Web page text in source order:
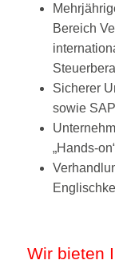
Bereich
Sicherer
sowie
„Hands-
Wir bieten